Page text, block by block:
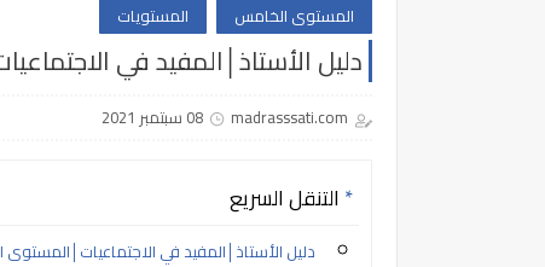
المستوى الخامس المستويات
دليل الأستاذ│المفيد في
madrasssati.com 08 سبتمبر 2021
التنقل السريع
دليل الأستاذ│المفيد في الاجتماعيات│المستوى